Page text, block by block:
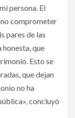
persona. El
comprometer
pares de las
que
Esto se
que dejan
no ha
concluyó